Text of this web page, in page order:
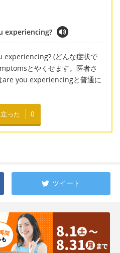
experiencing?
(どんな症状で
とやくせます。医者さ
are you experiencingと普通に
った 0
ツイート